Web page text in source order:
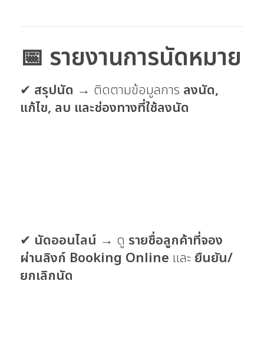
📅 รายงานการนัดหมาย
✔ สรุปนัด → ติดตามข้อมูลการ ลงนัด,
แก้ไข, ลบ และช่องทางที่ใช้ลงนัด
✔ นัดออนไลน์ → ดู รายชื่อลูกค้าที่จอง
ผ่านลิงก์ Booking Online และ ยืนยัน/
ยกเลิกนัด